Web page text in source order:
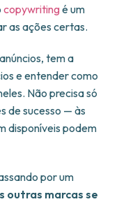
copywritingé um
as ações certas.
tem a
e entender como
Não precisa só
de sucesso — às
disponíveis podem
por um
outras marcas se